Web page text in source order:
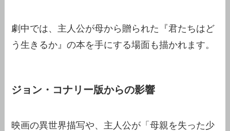
劇中では、主人公が母から贈られた『君たちはど
う生きるか』の本を手にする場面も描かれます。
ジョン・コナリー版からの影響
映画の異世界描写や、主人公が「母親を失った少